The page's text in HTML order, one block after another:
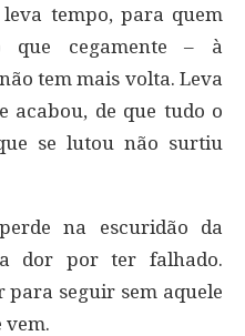
tempo, para quem
que cegamente – à
tem mais volta. Leva
acabou, de que tudo o
se lutou não surtiu
na escuridão da
dor por ter falhado.
para seguir sem aquele
vem.